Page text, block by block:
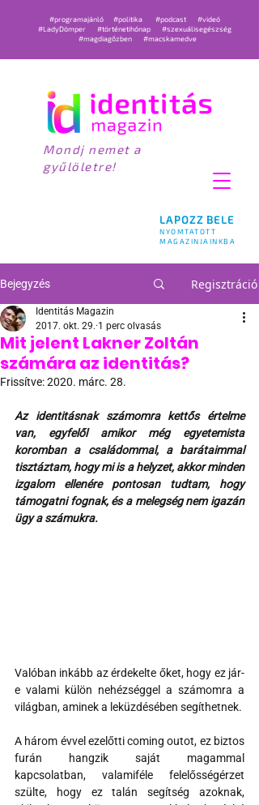
LAPOZZ BELE
NYOMTATOTT
MAGAZINJAINKBA
#programajánló #politika #podcast
#videó
#LadyDömper
#történetihónap
#szexuálisegészség
#magdiagőzben
#macskamedve
Mondj nemet a
gyűlöletre!
Bejegyzés Regisztráció
Mit jelent Lakner Zoltán
számára az identitás?
Identitás Magazin
2017. okt. 29. 1 perc olvasás
Frissítve:2020. márc. 28.
Az identitásnak számomra kettős értelme
van, egyfelől amikor még egyetemista
koromban a családommal, a barátaimmal
tisztáztam, hogy mi is a helyzet, akkor minden
izgalom ellenére pontosan tudtam, hogy
támogatni fognak, és a melegség nem igazán
ügy a számukra.
Valóban inkább az érdekelte őket, hogy ez jár-
e valami külön nehézséggel a számomra a
világban, aminek a leküzdésében segíthetnek.
A három évvel ezelőtti coming outot, ez biztos
furán hangzik saját magammal
kapcsolatban, valamiféle felelősségérzet
szülte, hogy ez talán segítség azoknak,